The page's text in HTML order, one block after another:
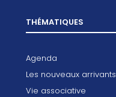
THÉMATIQUES
Agenda
Les nouveaux arrivants
Vie associative